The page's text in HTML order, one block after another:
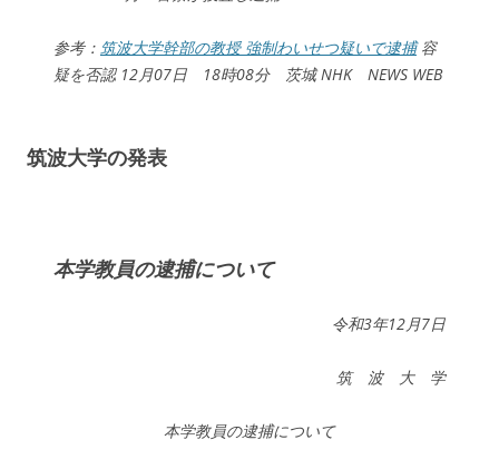
参考： 筑波大学幹部の教授 強制わいせつ疑いで逮捕容
疑を否認 12月07日 18時08分 茨城 NHK NEWS WEB
筑波大学の発表
本学教員の逮捕について
令和3年12月7日
筑 波 大 学
本学教員の逮捕について